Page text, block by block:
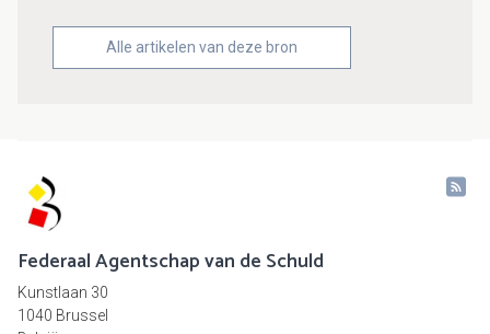
Alle artikelen van deze bron
Federaal Agentschap van de Schuld
Kunstlaan 30
1040 Brussel